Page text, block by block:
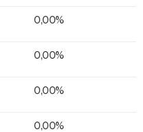
0,00%
0,00%
0,00%
0,00%